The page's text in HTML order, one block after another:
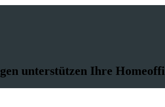
unterstützen Ihre